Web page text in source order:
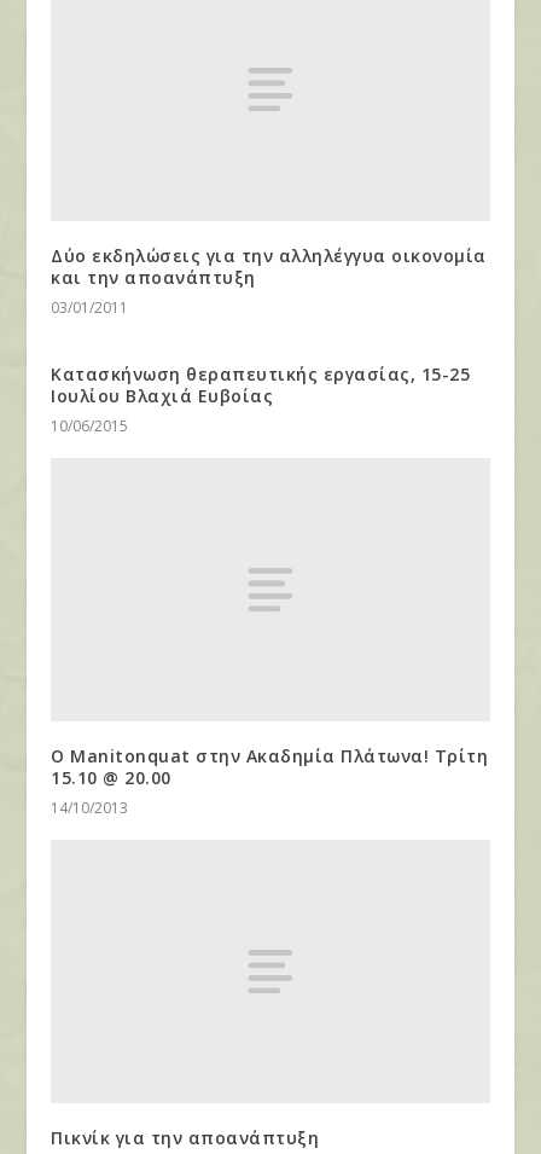
Δύο εκδηλώσεις για την αλληλέγγυα οικονομία
και την αποανάπτυξη
03/01/2011
Κατασκήνωση θεραπευτικής εργασίας, 15-25
Ιουλίου Βλαχιά Ευβοίας
10/06/2015
Ο Manitonquat στην Ακαδημία Πλάτωνα! Τρίτη
15.10 @ 20.00
14/10/2013
Πικνίκ για την αποανάπτυξη